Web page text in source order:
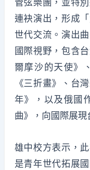
管弦樂團，並特
連袂演出，形成
世代交流。演出
國際視野，包含
爾摩沙的天使》
《三折畫》、台
年》，以及俄國
曲》，向國際展現
雄中校方表示，
是青年世代拓展